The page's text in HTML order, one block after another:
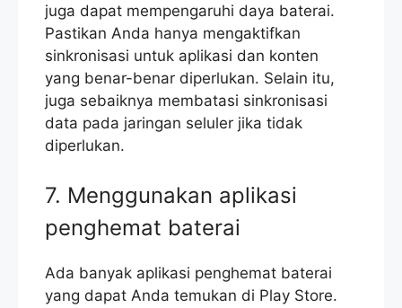
juga dapat mempengaruhi daya baterai.
Pastikan Anda hanya mengaktifkan
sinkronisasi untuk aplikasi dan konten
yang benar-benar diperlukan. Selain itu,
juga sebaiknya membatasi sinkronisasi
data pada jaringan seluler jika tidak
diperlukan.
7. Menggunakan aplikasi
penghemat baterai
Ada banyak aplikasi penghemat baterai
yang dapat Anda temukan di Play Store.